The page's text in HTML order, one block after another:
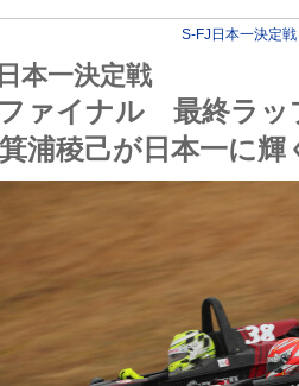
S-FJ日本一決定戦
本一決定戦
ァイナル 最終ラッ
浦稜己が日本一に輝